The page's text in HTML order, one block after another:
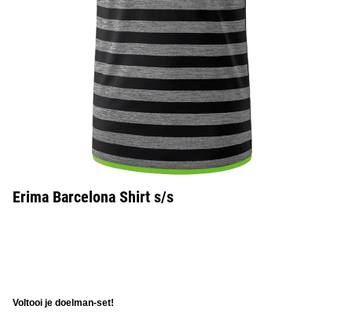
Erima Barcelona Shirt s/s
Voltooi je doelman-set!